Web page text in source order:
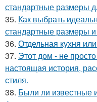
стандартные размеры
35. Как выбрать
стандартные размеры
36. Отдельная кухня
37. Этот дом - не
настоящая история,
стиля.
38. Были ли известные